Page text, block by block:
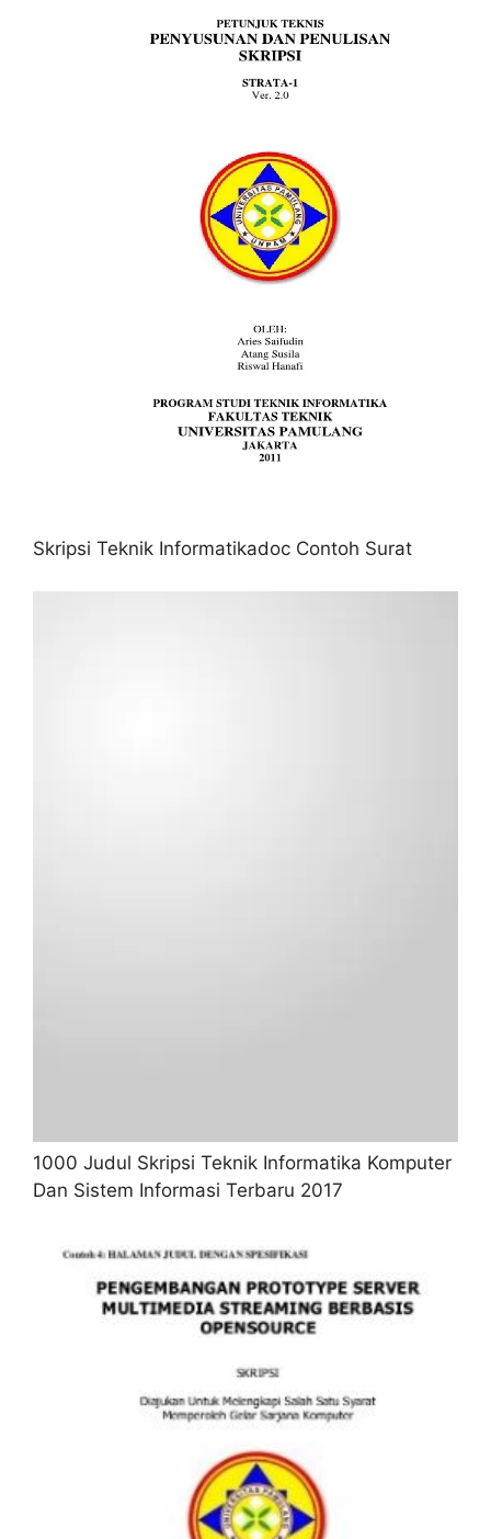
Skripsi Teknik Informatikadoc Contoh Surat
1000 Judul Skripsi Teknik Informatika Komputer
Dan Sistem Informasi Terbaru 2017